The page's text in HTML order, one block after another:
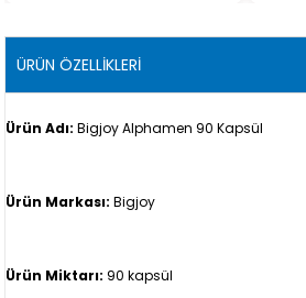
ÜRÜN ÖZELLIKLERI
Ürün Adı: Bigjoy Alphamen 90 Kapsül
Ürün Markası: Bigjoy
Ürün Miktarı: 90 kapsül